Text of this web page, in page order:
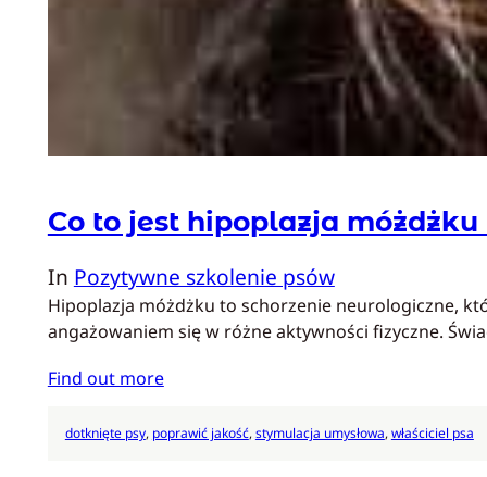
Co to jest hipoplazja móżdżku
In Pozytywne szkolenie psów
Hipoplazja móżdżku to schorzenie neurologiczne,
angażowaniem się w różne aktywności fizyczne.
Find out more
dotknięte psy, poprawić jakość, stymulacja umysłowa, właściciel psa